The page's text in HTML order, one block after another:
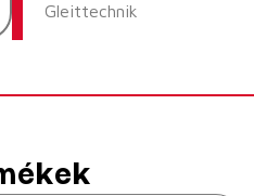
Gleittechnik